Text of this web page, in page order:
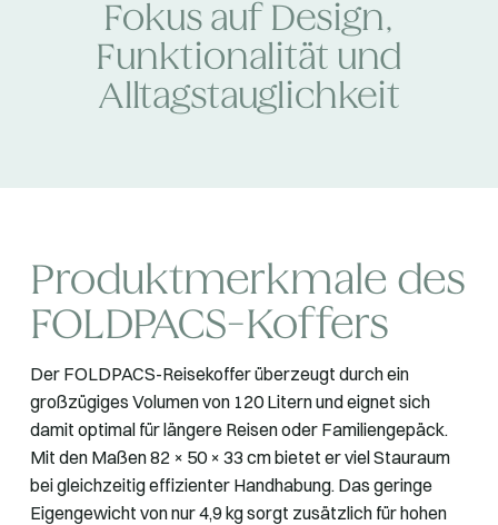
Fokus auf Design,
Funktionalität und
Alltagstauglichkeit
Produktmerkmale des
FOLDPACS-Koffers
Der FOLDPACS-Reisekoffer überzeugt durch ein
großzügiges Volumen von 120 Litern und eignet sich
damit optimal für längere Reisen oder Familiengepäck.
Mit den Maßen 82 × 50 × 33 cm bietet er viel Stauraum
bei gleichzeitig effizienter Handhabung. Das geringe
Eigengewicht von nur 4,9 kg sorgt zusätzlich für hohen